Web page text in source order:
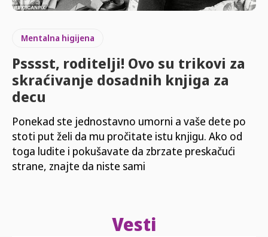
Mentalna higijena
Psssst, roditelji! Ovo su trikovi za
skraćivanje dosadnih knjiga za
decu
Ponekad ste jednostavno umorni a vaše dete po
stoti put želi da mu pročitate istu knjigu. Ako od
toga ludite i pokušavate da zbrzate preskačući
strane, znajte da niste sami
Vesti